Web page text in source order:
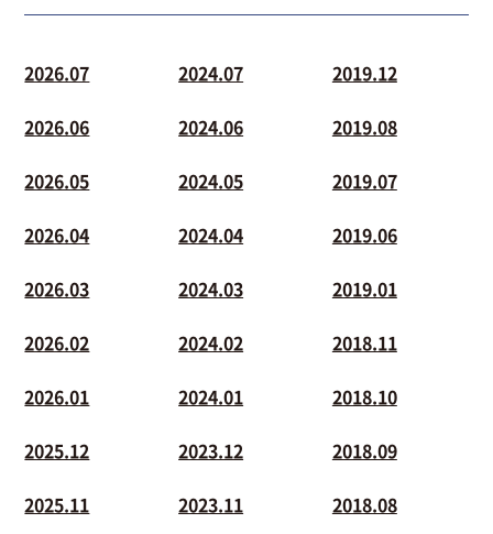
2026.07
2026.06
2026.05
2026.04
2026.03
2026.02
2026.01
2025.12
2025.11
2024.07
2024.06
2024.05
2024.04
2024.03
2024.02
2024.01
2023.12
2023.11
2019.12
2019.08
2019.07
2019.06
2019.01
2018.11
2018.10
2018.09
2018.08